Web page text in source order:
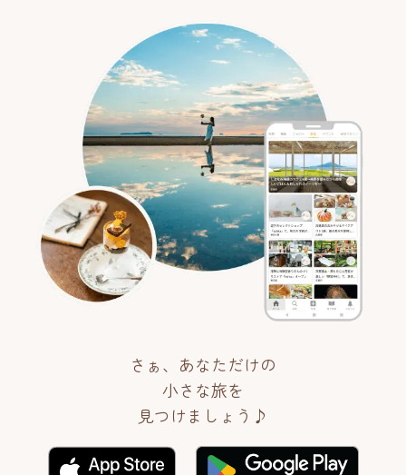
さぁ、あなただけの
小さな旅を
見つけましょう♪